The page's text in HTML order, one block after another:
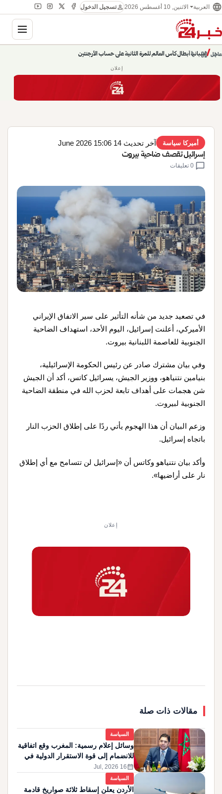
language العربية الاثنين, 10 أغسطس 2026 personتسجيل الدخول
عاجل/إسبانيا أبطال كأس العالم للمرة الثانية على حساب الأرجنتين chevron_right
pause
chevron_left
إعلان
أميركا سياسة آخر تحديث 14 June 2026 15:06
إسرائيل تقصف ضاحية بيروت
chat_bubble
في تصعيد جديد من شأنه التأثير على سير الاتفاق الإيراني
الأميركي، أعلنت إسرائيل، اليوم الأحد، استهداف الضاحية
الجنوبية للعاصمة اللبنانية بيروت.
وفي بيان مشترك صادر عن رئيس الحكومة الإسرائيلية،
بنيامين نتنياهو، ووزير الجيش، يسرائيل كاتس، أكد أن الجيش
شن هجمات على أهداف تابعة لحزب الله في منطقة الضاحية
الجنوبية لبيروت.
وزعم البيان أن هذا الهجوم يأتي ردًا على إطلاق الحزب النار
باتجاه إسرائيل.
وأكد بيان نتنياهو وكاتس أن «إسرائيل لن تتسامح مع أي إطلاق
نار على أراضيها».
إعلان
مقالات ذات صلة
السياسة
وسائل إعلام رسمية: المغرب وقع اتفاقية
للانضمام إلى قوة الاستقرار الدولية في
غزة
calendar_month
16 Jul, 2026
السياسة
الأردن يعلن إسقاط ثلاثة صواريخ قادمة